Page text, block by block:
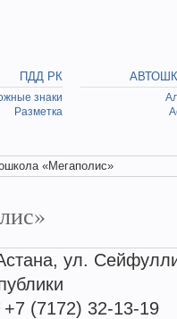
ПДД РК
знаки
Разметка
«Мегаполис»
ул.
+7 (7172) 32-13-19